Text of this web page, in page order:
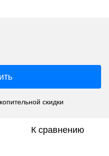
скидки
К сравнению